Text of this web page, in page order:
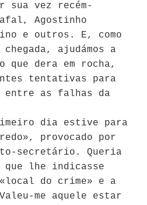
sua vez recém-
Agostinho
e outros. E, como
ajudámos a
que dera em rocha,
tentativas para
entre as falhas da
dia estive para
provocado por
secretário. Queria
lhe indicasse
do crime» e a
me aquele estar